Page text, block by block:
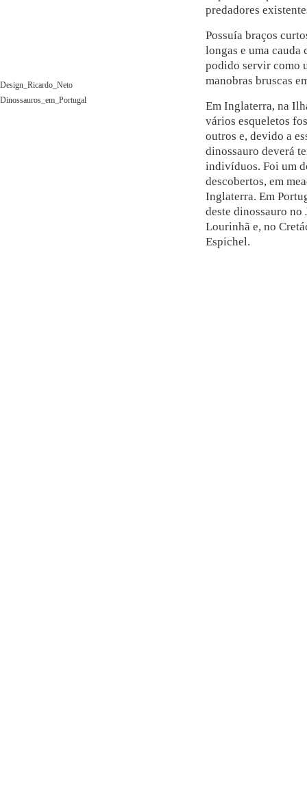
predadores
Possuía braços
longas e uma
podido servir como
manobras bruscas
Em Inglaterra, na
vários esqueletos
outros e, devido a
dinossauro deverá
indivíduos. Foi um
descobertos, em
Inglaterra. Em
deste dinossauro no
Lourinhã e, no
Espichel.
Design_Ricardo_Neto
Dinossauros_em_Portugal